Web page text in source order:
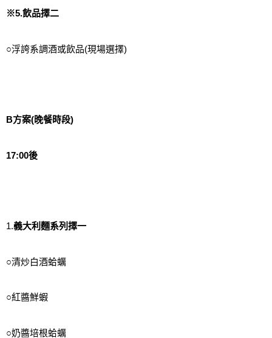
※5.飲品擇二
○浮誇系調酒或飲品(現場選擇)
B方案(晚餐時段)
17:00後
1.義大利麵系列擇一
○清炒白酒蛤蠣
○紅醬鮮蝦
○奶醬培根蛤蠣